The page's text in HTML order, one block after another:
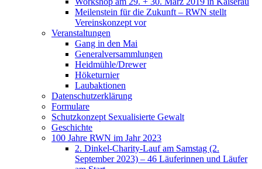
Meilenstein für die Zukunft – RWN stellt
Vereinskonzept vor
Veranstaltungen
Gang in den Mai
Generalversammlungen
Heidmühle/Drewer
Höketurnier
Laubaktionen
Datenschutzerklärung
Formulare
Schutzkonzept Sexualisierte Gewalt
Geschichte
100 Jahre RWN im Jahr 2023
2. Dinkel-Charity-Lauf am Samstag (2.
September 2023) – 46 Läuferinnen und Läufer